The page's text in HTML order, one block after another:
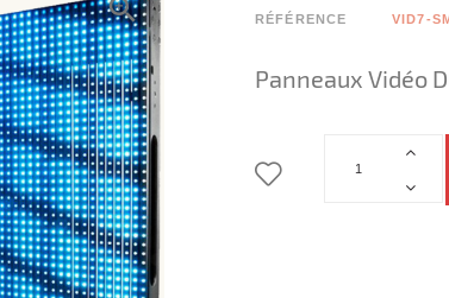
RÉFÉRENCE VID7-
Panneaux Vidéo